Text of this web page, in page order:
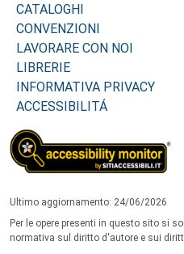
CATALOGHI
CONVENZIONI
LAVORARE CON NOI
LIBRERIE
INFORMATIVA PRIVACY
ACCESSIBILITÁ
Ultimo aggiornamento: 24/06/2026
Per le opere presenti in questo sito si
normativa sul diritto d'autore e sui